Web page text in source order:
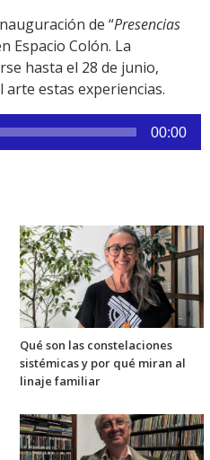
de “Presencias
Espacio Colón. La
hasta el 28 de junio,
arte estas experiencias.
00:00
Qué son las constelaciones
sistémicas y por qué miran al
linaje familiar